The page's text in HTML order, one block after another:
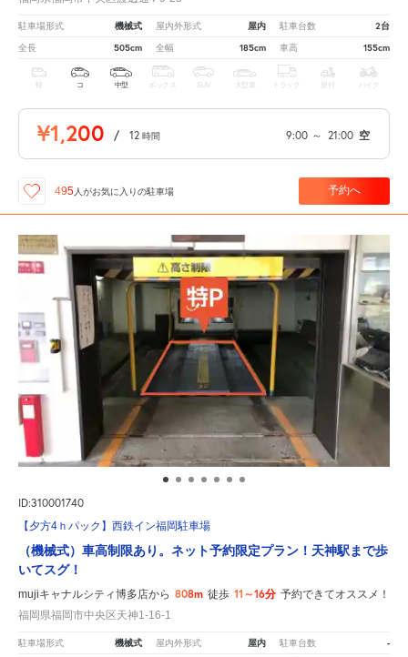
駐車場形式 機械式 屋内外形式 屋内 駐車台数 2台
全長 505cm 全幅 185cm 車高 155cm
軽 コ 中型 ボックス SUV 大型車 トラック 原付 バイク
¥1,200 / 12 時間 9:00 ～ 21:00 空
495 人がお気に入りの駐車場 予約へ
ID:310001740
【夕方4ｈパック】西鉄イン福岡駐車場
（機械式）車高制限あり。ネット予約限定プラン！天神駅まで歩
いてスグ！
mujiキャナルシティ博多店から 808m 徒歩 11～16分 予約できてオススメ！
福岡県福岡市中央区天神1-16-1
駐車場形式 機械式 屋内外形式 屋内 駐車台数 -